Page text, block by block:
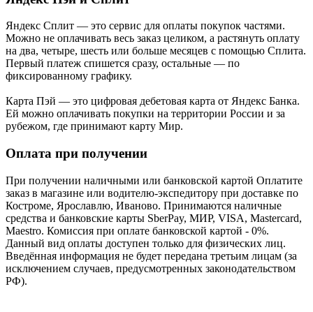
Яндекс Cплит — это сервис для оплаты покупок частями.
Можно не оплачивать весь заказ целиком, а растянуть оплату
на два, четыре, шесть или больше месяцев с помощью Сплита.
Первый платеж спишется сразу, остальные — по
фиксированному графику.
Карта Пэй — это цифровая дебетовая карта от Яндекс Банка.
Ей можно оплачивать покупки на территории России и за
рубежом, где принимают карту Мир.
Оплата при получении
При получении наличными или банковской картой Оплатите
заказ в магазине или водителю-экспедитору при доставке по
Костроме, Ярославлю, Иваново. Принимаются наличные
средства и банковские карты SberPay, МИР, VISA, Mastercard,
Maestro. Комиссия при оплате банковской картой - 0%.
Данный вид оплаты доступен только для физических лиц.
Введённая информация не будет передана третьим лицам (за
исключением случаев, предусмотренных законодательством
РФ).